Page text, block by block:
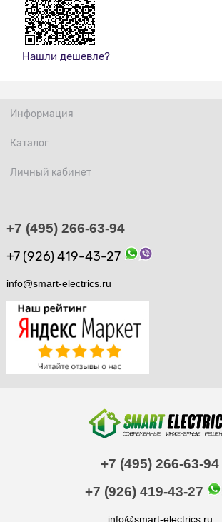
Нашли дешевле?
Информация
Каталог
Личный кабинет
+7 (495) 266-63-94
+7 (926) 419-43-27
info@smart-electrics.ru
+7 (495) 266-63-94
+7 (926) 419-43-27
info@smart-electrics.ru